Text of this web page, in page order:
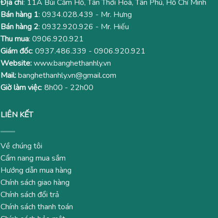
Địa chỉ: 11A Bùi Cẩm Hổ, Tân Thới Hoà, Tân Phú, Hồ Chí Minh
Bán hàng 1: 0934.028.439 - Mr. Hưng
Bán hàng 2: 0932.920.926 - Mr. Hiếu
Thu mua: 0906.920.921
Giám đốc: 0937.486.339 - 0906.920.921
Website:www.banghethanhly.vn
Mail:banghethanhly.vn@gmail.com
Giờ làm việc: 8h00 - 22h00
LIÊN KẾT
Về chúng tôi
Cẩm nang mua sắm
Hướng dẫn mua hàng
Chính sách giao hàng
Chính sách đổi trả
Chính sách thanh toán